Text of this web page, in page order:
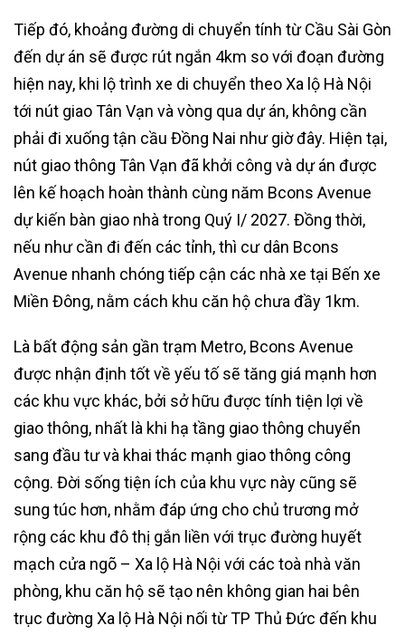
Tiếp đó, khoảng đường di chuyển tính từ Cầu Sài Gòn
đến dự án sẽ được rút ngắn 4km so với đoạn đường
hiện nay, khi lộ trình xe di chuyển theo Xa lộ Hà Nội
tới nút giao Tân Vạn và vòng qua dự án, không cần
phải đi xuống tận cầu Đồng Nai như giờ đây. Hiện tại,
nút giao thông Tân Vạn đã khởi công và dự án được
lên kế hoạch hoàn thành cùng năm Bcons Avenue
dự kiến bàn giao nhà trong Quý I/ 2027. Đồng thời,
nếu như cần đi đến các tỉnh, thì cư dân Bcons
Avenue nhanh chóng tiếp cận các nhà xe tại Bến xe
Miền Đông, nằm cách khu căn hộ chưa đầy 1km.
Là bất động sản gần trạm Metro, Bcons Avenue
được nhận định tốt về yếu tố sẽ tăng giá mạnh hơn
các khu vực khác, bởi sở hữu được tính tiện lợi về
giao thông, nhất là khi hạ tầng giao thông chuyển
sang đầu tư và khai thác mạnh giao thông công
cộng. Đời sống tiện ích của khu vực này cũng sẽ
sung túc hơn, nhằm đáp ứng cho chủ trương mở
rộng các khu đô thị gắn liền với trục đường huyết
mạch cửa ngõ – Xa lộ Hà Nội với các toà nhà văn
phòng, khu căn hộ sẽ tạo nên không gian hai bên
trục đường Xa lộ Hà Nội nối từ TP Thủ Đức đến khu